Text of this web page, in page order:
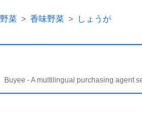
野菜 香味野菜 しょうが
Buyee - A multilingual purchasing agent